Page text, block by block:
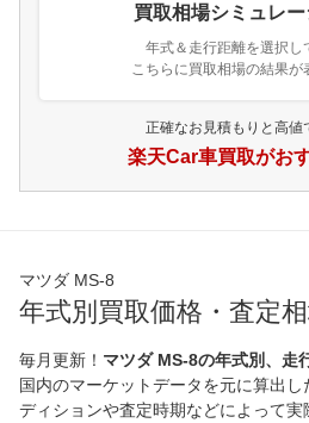
買取相場シミュレ
年式＆走行距離を選択し
こちらに買取相場の結果が
正確なお見積もりと高値
楽天Car車買取がお
マツダ MS-8
年式別買取価格・査定相
毎月更新！ マツダ MS-8の年式別、走
国内のマーケットデータを元に算出
ディションや査定時期などによって実